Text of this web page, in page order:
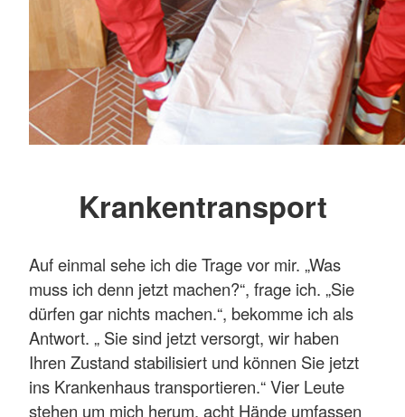
Krankentransport
Auf einmal sehe ich die Trage vor mir. „Was
muss ich denn jetzt machen?“, frage ich. „Sie
dürfen gar nichts machen.“, bekomme ich als
Antwort. „ Sie sind jetzt versorgt, wir haben
Ihren Zustand stabilisiert und können Sie jetzt
ins Krankenhaus transportieren.“ Vier Leute
stehen um mich herum, acht Hände umfassen